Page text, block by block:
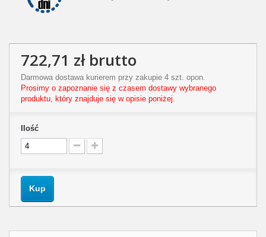
722,71 złbrutto
Darmowa dostawa kurierem przy zakupie 4 szt. opon.
Prosimy o zapoznanie się z czasem dostawy wybranego
produktu, który znajduje się w opisie poniżej.
Ilość
Kup